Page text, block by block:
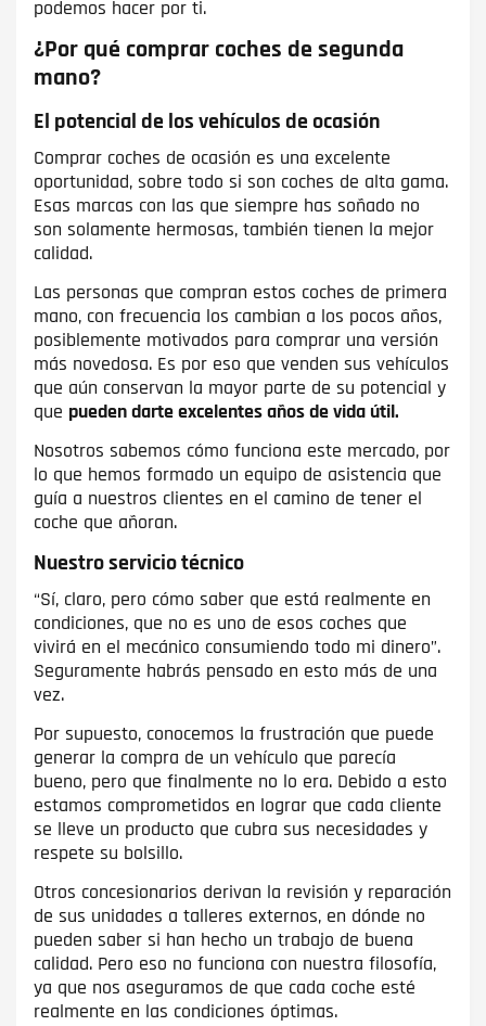
podemos hacer por ti.
¿Por qué comprar coches de segunda
mano?
El potencial de los vehículos de ocasión
Comprar coches de ocasión es una excelente
oportunidad, sobre todo si son coches de alta gama.
Esas marcas con las que siempre has soñado no
son solamente hermosas, también tienen la mejor
calidad.
Las personas que compran estos coches de primera
mano, con frecuencia los cambian a los pocos años,
posiblemente motivados para comprar una versión
más novedosa. Es por eso que venden sus vehículos
que aún conservan la mayor parte de su potencial y
que pueden darte excelentes años de vida útil.
Nosotros sabemos cómo funciona este mercado, por
lo que hemos formado un equipo de asistencia que
guía a nuestros clientes en el camino de tener el
coche que añoran.
Nuestro servicio técnico
“Sí, claro, pero cómo saber que está realmente en
condiciones, que no es uno de esos coches que
vivirá en el mecánico consumiendo todo mi dinero”.
Seguramente habrás pensado en esto más de una
vez.
Por supuesto, conocemos la frustración que puede
generar la compra de un vehículo que parecía
bueno, pero que finalmente no lo era. Debido a esto
estamos comprometidos en lograr que cada cliente
se lleve un producto que cubra sus necesidades y
respete su bolsillo.
Otros concesionarios derivan la revisión y reparación
de sus unidades a talleres externos, en dónde no
pueden saber si han hecho un trabajo de buena
calidad. Pero eso no funciona con nuestra filosofía,
ya que nos aseguramos de que cada coche esté
realmente en las condiciones óptimas.